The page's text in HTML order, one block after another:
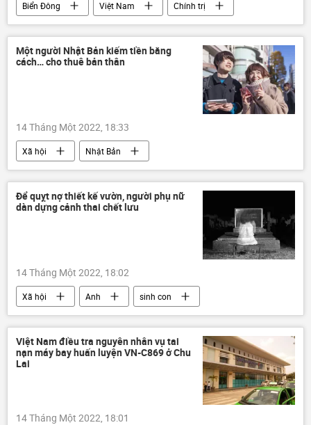
Biển Đông Việt Nam
Chính trị
Quan điểm-Ý kiến
Hoa Kỳ
Trung Quốc
Bộ Ngoại giao Hoa Kỳ
Tác giả
Một người Nhật Bản kiếm tiền bằng
cách… cho thuê bản thân
14 Tháng Một 2022, 18:33
Xã hội Nhật Bản
Để quỵt nợ thiết kế vườn, người phụ nữ
dàn dựng cảnh thai chết lưu
14 Tháng Một 2022, 18:02
Xã hội Anh
sinh con
Báo chí thế giới
Việt Nam điều tra nguyên nhân vụ tai
nạn máy bay huấn luyện VN-C869 ở Chu
Lai
14 Tháng Một 2022, 18:01